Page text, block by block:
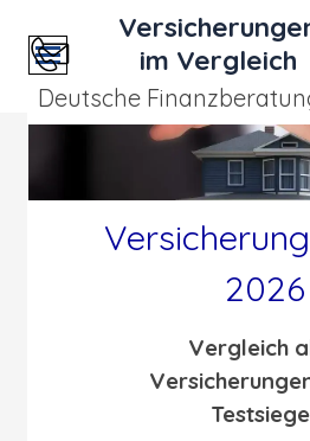
im Vergleich
Deutsche
Menü überspringen
2026
Vergleich